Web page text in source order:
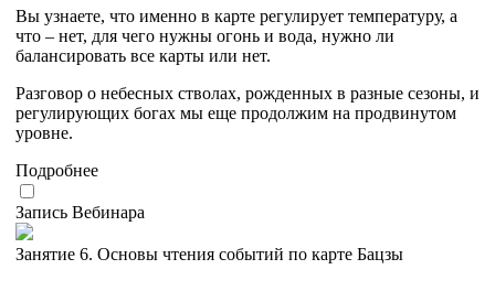
Вы узнаете, что именно в карте регулирует температуру, а
что – нет, для чего нужны огонь и вода, нужно ли
балансировать все карты или нет.
Разговор о небесных стволах, рожденных в разные сезоны, и
регулирующих богах мы еще продолжим на продвинутом
уровне.
Подробнее
Запись Вебинара
Занятие 6. Основы чтения событий по карте Бацзы